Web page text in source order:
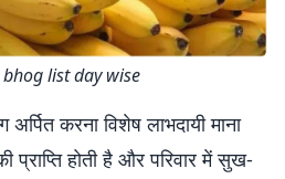
list day wise
करना विशेष लाभदायी माना
होती है और परिवार में सुख-